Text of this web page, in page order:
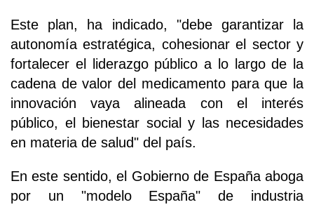
Este plan, ha indicado, "debe garantizar la
autonomía estratégica, cohesionar el sector y
fortalecer el liderazgo público a lo largo de la
cadena de valor del medicamento para que la
innovación vaya alineada con el interés
público, el bienestar social y las necesidades
en materia de salud" del país.
En este sentido, el Gobierno de España aboga
por un "modelo España" de industria